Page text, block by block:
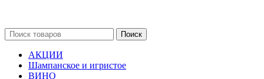
Поиск
АКЦИИ
Шампанское и игристое
ВИНО